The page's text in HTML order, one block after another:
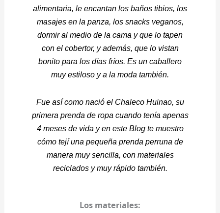
alimentaria, le encantan los baños tibios, los
masajes en la panza, los snacks veganos,
dormir al medio de la cama y que lo tapen
con el cobertor, y además, que lo vistan
bonito para los días fríos. Es un caballero
muy estiloso y a la moda también.
Fue así como nació el Chaleco Huinao, su
primera prenda de ropa cuando tenía apenas
4 meses de vida y en este Blog te muestro
cómo tejí una pequeña prenda perruna de
manera muy sencilla, con materiales
reciclados y muy rápido también.
Los materiales: